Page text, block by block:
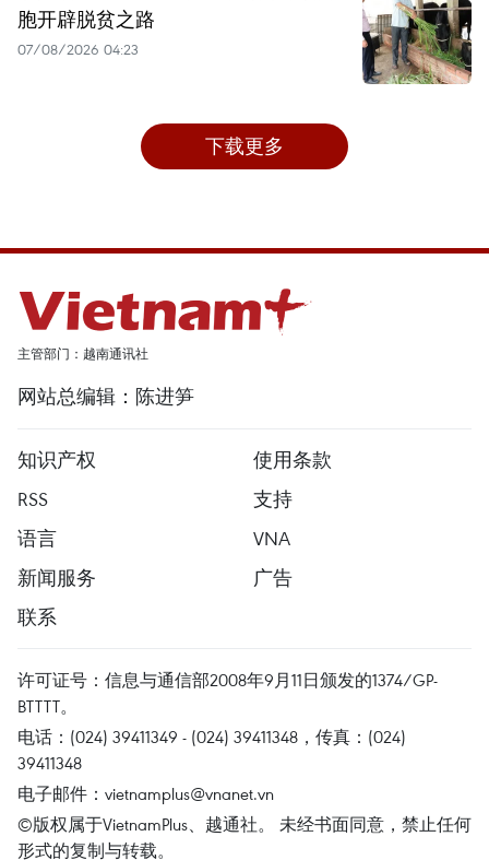
胞开辟脱贫之路
07/08/2026 04:23
下载更多
主管部门：越南通讯社
网站总编辑：陈进笋
知识产权
使用条款
RSS
支持
语言
VNA
新闻服务
广告
联系
许可证号：信息与通信部2008年9月11日颁发的1374/GP-
BTTTT。
电话：(024) 39411349 - (024) 39411348，传真：(024)
39411348
电子邮件： vietnamplus@vnanet.vn
©版权属于VietnamPlus、越通社。 未经书面同意，禁止任何
形式的复制与转载。